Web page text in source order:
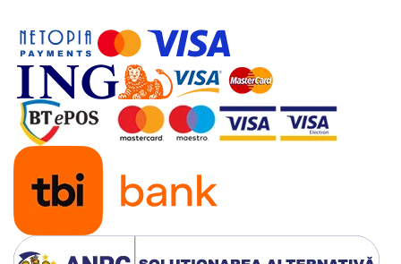
Ultrabookuri
Laptop-uri 2 in 1
Accesorii laptop
Mini PC AI
Piese si accesorii
Accesorii Printing
Ribbon
Desktop PC
PC Office